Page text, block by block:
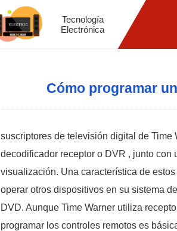
Tecnología
Electrónica
Cómo programar
suscriptores de televisión digital de
decodificador receptor o DVR , junto con
visualización. Una característica de
operar otros dispositivos en su sistema
DVD. Aunque Time Warner utiliza
programar los controles remotos es